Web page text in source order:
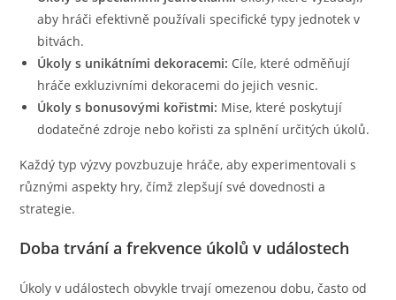
aby hráči efektivně používali specifické typy jednotek v
bitvách.
Úkoly s unikátními dekoracemi: Cíle, které odměňují
hráče exkluzivními dekoracemi do jejich vesnic.
Úkoly s bonusovými kořistmi: Mise, které poskytují
dodatečné zdroje nebo kořisti za splnění určitých úkolů.
Každý typ výzvy povzbuzuje hráče, aby experimentovali s
různými aspekty hry, čímž zlepšují své dovednosti a
strategie.
Doba trvání a frekvence úkolů v událostech
Úkoly v událostech obvykle trvají omezenou dobu, často od